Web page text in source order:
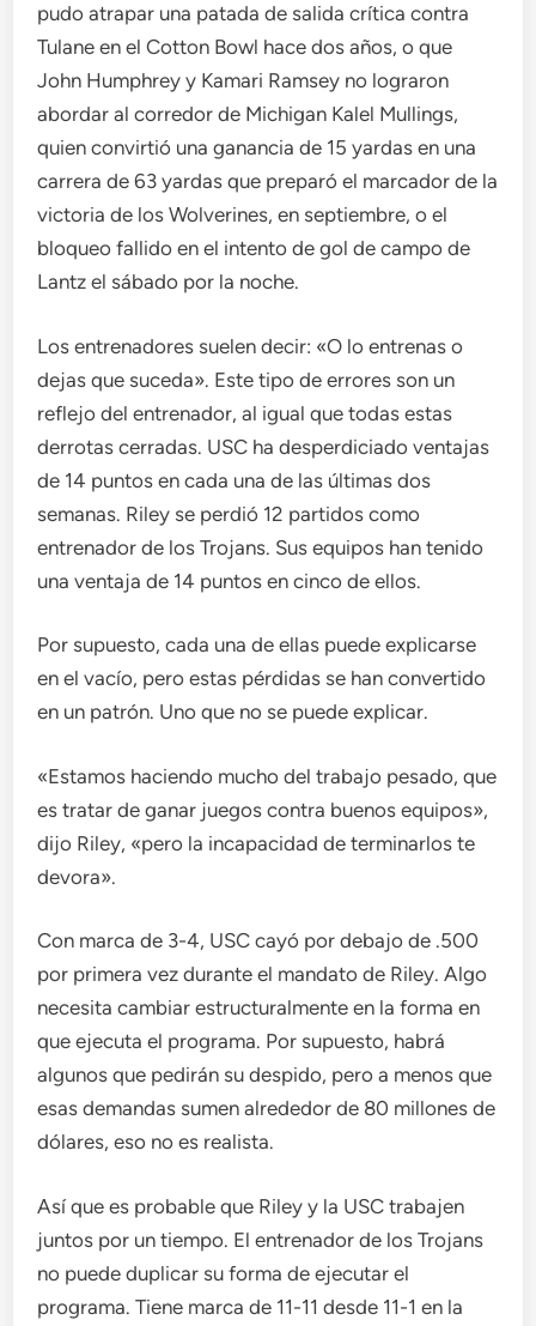
pudo atrapar una patada de salida crítica contra
Tulane en el Cotton Bowl hace dos años, o que
John Humphrey y Kamari Ramsey no lograron
abordar al corredor de Michigan Kalel Mullings,
quien convirtió una ganancia de 15 yardas en una
carrera de 63 yardas que preparó el marcador de la
victoria de los Wolverines, en septiembre, o el
bloqueo fallido en el intento de gol de campo de
Lantz el sábado por la noche.
Los entrenadores suelen decir: «O lo entrenas o
dejas que suceda». Este tipo de errores son un
reflejo del entrenador, al igual que todas estas
derrotas cerradas. USC ha desperdiciado ventajas
de 14 puntos en cada una de las últimas dos
semanas. Riley se perdió 12 partidos como
entrenador de los Trojans. Sus equipos han tenido
una ventaja de 14 puntos en cinco de ellos.
Por supuesto, cada una de ellas puede explicarse
en el vacío, pero estas pérdidas se han convertido
en un patrón. Uno que no se puede explicar.
«Estamos haciendo mucho del trabajo pesado, que
es tratar de ganar juegos contra buenos equipos»,
dijo Riley, «pero la incapacidad de terminarlos te
devora».
Con marca de 3-4, USC cayó por debajo de .500
por primera vez durante el mandato de Riley. Algo
necesita cambiar estructuralmente en la forma en
que ejecuta el programa. Por supuesto, habrá
algunos que pedirán su despido, pero a menos que
esas demandas sumen alrededor de 80 millones de
dólares, eso no es realista.
Así que es probable que Riley y la USC trabajen
juntos por un tiempo. El entrenador de los Trojans
no puede duplicar su forma de ejecutar el
programa. Tiene marca de 11-11 desde 11-1 en la